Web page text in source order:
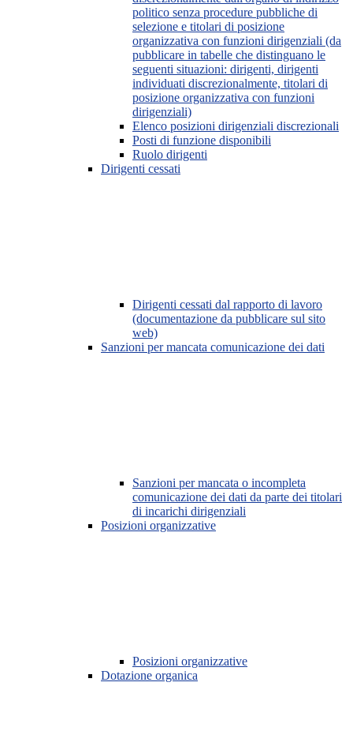
politico senza procedure pubbliche di
selezione e titolari di posizione
organizzativa con funzioni dirigenziali (da
pubblicare in tabelle che distinguano le
seguenti situazioni: dirigenti, dirigenti
individuati discrezionalmente, titolari di
posizione organizzativa con funzioni
dirigenziali)
Elenco posizioni dirigenziali discrezionali
Posti di funzione disponibili
Ruolo dirigenti
Dirigenti cessati
Dirigenti cessati dal rapporto di lavoro
(documentazione da pubblicare sul sito
web)
Sanzioni per mancata comunicazione dei dati
Sanzioni per mancata o incompleta
comunicazione dei dati da parte dei titolari
di incarichi dirigenziali
Posizioni organizzative
Posizioni organizzative
Dotazione organica